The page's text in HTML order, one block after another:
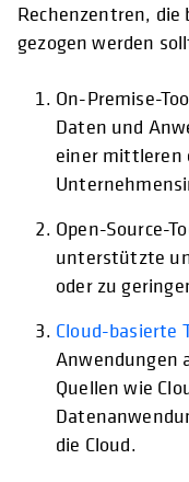
Rechenzentren, die
gezogen werden
On-Premise-
Daten und
einer mittleren
Open-Source-
unterstützte
oder zu
Cloud-basierte
Anwendungen
Quellen wie
die Cloud.